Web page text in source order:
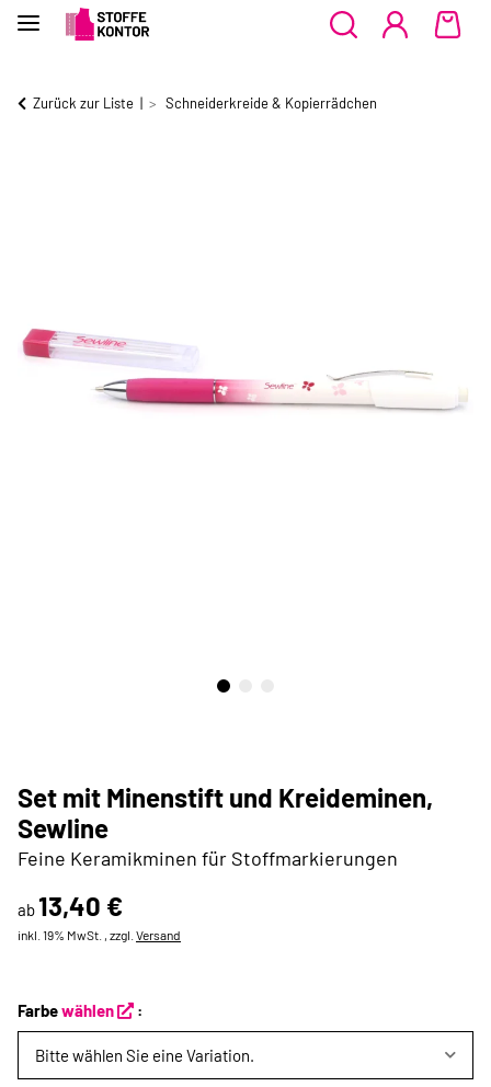
Zurück zur Liste Schneiderkreide & Kopierrädchen
Set mit Minenstift und Kreideminen,
Sewline
Feine Keramikminen für Stoffmarkierungen
ab13,40 €
inkl. 19% MwSt. , zzgl. Versand
Farbewählen :
Bitte wählen Sie eine Variation.